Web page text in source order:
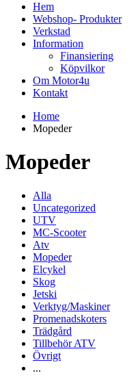
Hem
Webshop- Produkter
Verkstad
Information
Finansiering
Köpvilkor
Om Motor4u
Kontakt
Home
Mopeder
Mopeder
Alla
Uncategorized
UTV
MC-Scooter
Atv
Mopeder
Elcykel
Skog
Jetski
Verktyg/Maskiner
Promenadskoters
Trädgård
Tillbehör ATV
Övrigt
...